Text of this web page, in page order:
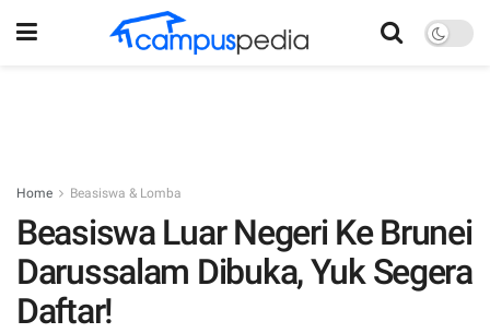
Home Beasiswa & Lomba
Beasiswa Luar Negeri Ke Brunei
Darussalam Dibuka, Yuk Segera
Daftar!